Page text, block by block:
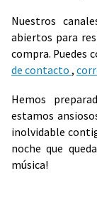
Nuestros
abiertos para
compra. Puedes
de contacto ,
Hemos
estamos
inolvidable
noche que
música!